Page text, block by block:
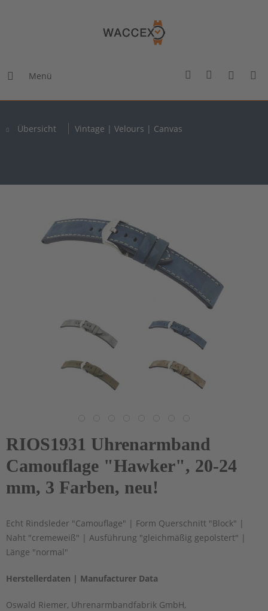
Menü
Übersicht Vintage | Velours | Canvas
RIOS1931 Uhrenarmband
Camouflage "Hawker", 20-24
mm, 3 Farben, neu!
Echt Rindsleder "Camouflage" | Form Querschnitt "Block" |
Naht "cremeweiß" | Ausführung "gleichmäßig gepolstert" |
Länge "normal"
Herstellerdaten | Manufacturer Data
Oswald Riemer, Uhrenarmbandfabrik GmbH,